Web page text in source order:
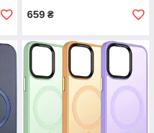
659 ₴